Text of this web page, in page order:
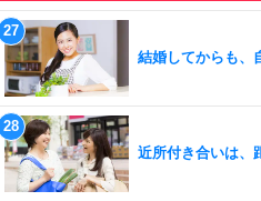
結婚してからも、
近所付き合いは、